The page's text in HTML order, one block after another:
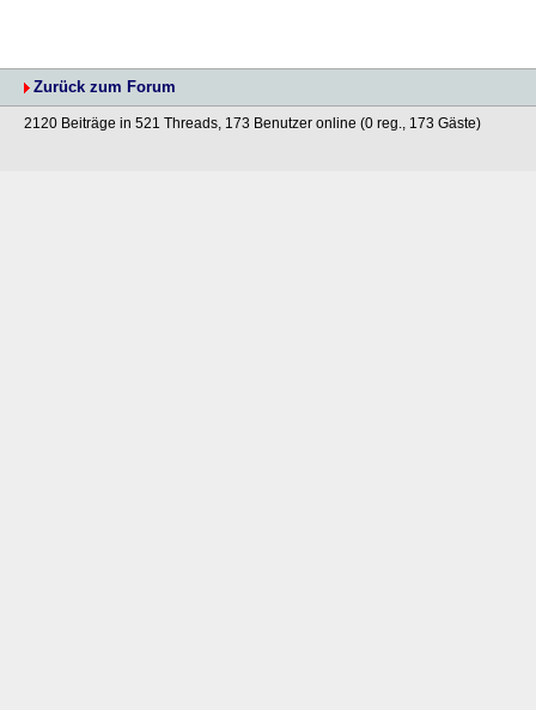
Zurück zum Forum
2120 Beiträge in 521 Threads, 173 Benutzer online (0 reg., 173 Gäste)